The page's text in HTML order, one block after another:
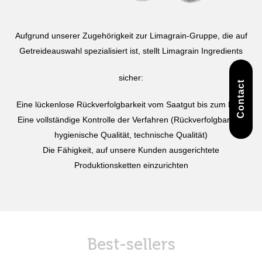
Aufgrund unserer Zugehörigkeit zur Limagrain-Gruppe, die auf
Getreideauswahl spezialisiert ist, stellt Limagrain Ingredients
sicher:
Eine lückenlose Rückverfolgbarkeit vom Saatgut bis zum Mehl
Eine vollständige Kontrolle der Verfahren (Rückverfolgbarkeit,
hygienische Qualität, technische Qualität)
Die Fähigkeit, auf unsere Kunden ausgerichtete
Produktionsketten einzurichten
Best-sellers
Contact